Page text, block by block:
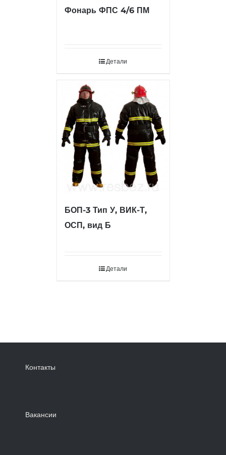
Фонарь ФПС 4/6 ПМ
Детали
БОП-3 Тип У, ВИК-Т,
ОСП, вид Б
Детали
Контакты
Вакансии